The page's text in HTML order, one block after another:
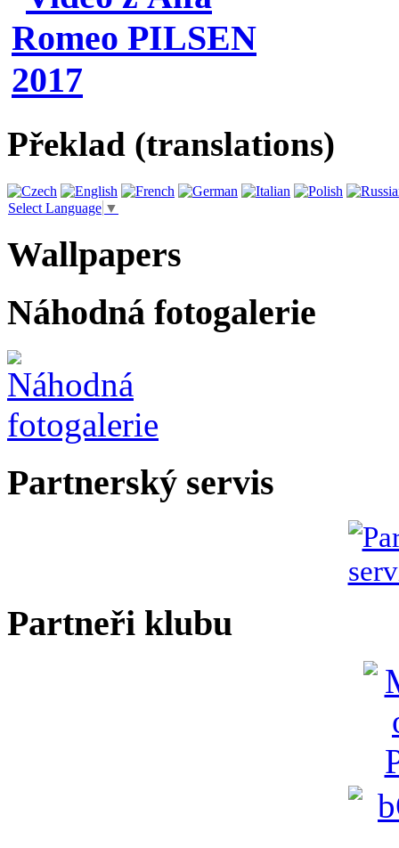
Překlad (translations)
Select Language ▼
Wallpapers
Náhodná fotogalerie
Partnerský servis
Partneři klubu